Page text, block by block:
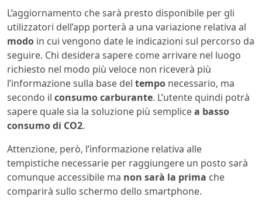
L’aggiornamento che sarà presto disponibile per gli
utilizzatori dell’app porterà a una variazione relativa al
modo in cui vengono date le indicazioni sul percorso da
seguire. Chi desidera sapere come arrivare nel luogo
richiesto nel modo più veloce non riceverà più
l’informazione sulla base del tempo necessario, ma
secondo il consumo carburante. L’utente quindi potrà
sapere quale sia la soluzione più semplicea basso
consumo di CO2.
Attenzione, però, l’informazione relativa alle
tempistiche necessarie per raggiungere un posto sarà
comunque accessibile ma non sarà la prima che
comparirà sullo schermo dello smartphone.